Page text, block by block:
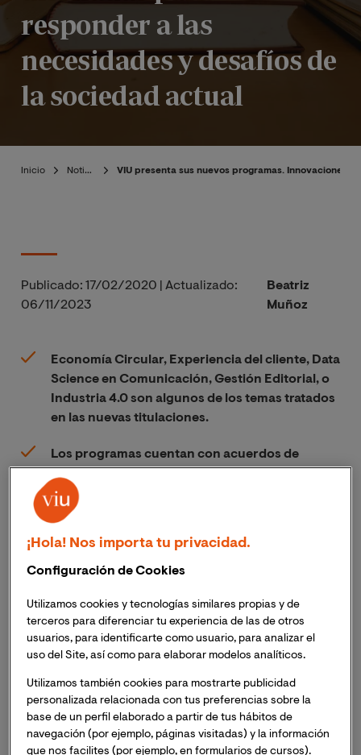
responder a las
necesidades y desafíos de
la sociedad actual
Inicio Noticias VIU presenta sus nuevos programas. Innovaciones
Publicado: 17/02/2020
Actualizado:
06/11/2023
Beatriz
Muñoz
Economía Circular, Experiencia del cliente, Data
Science en Comunicación, Gestión Editorial, o
Industria 4.0 son algunos de los temas tratados
en las nuevas titulaciones.
Los programas cuentan con acuerdos de
Atresmedia, Asociación DEC, o Asociación
Española de Museólogos, entre otros; y un
en activo de destacadas instituciones.
obedecen al compromiso de la Universidad
Internacional de Valencia con ofrecer unaformación
de calidad, actualizada, y completamente alineada
con las necesidades y demandas de la sociedad y el
mercado laboral . Es por esto que aunque pertenezcan
a áreas distintas, existe un hilo conductor entre las
nuevas titulaciones: la innovación en función de la
aplicabilidad, con la finalidad de asegurar que las
¡Hola! Nos importa tu privacidad.
Configuración de Cookies
Utilizamos cookies y tecnologías similares propias y de
terceros para diferenciar tu experiencia de las de otros
usuarios, para identificarte como usuario, para analizar el
uso del Site, así como para elaborar modelos analíticos.
Utilizamos también cookies para mostrarte publicidad
personalizada relacionada con tus preferencias sobre la
base de un perfil elaborado a partir de tus hábitos de
navegación (por ejemplo, páginas visitadas) y la información
que nos facilites (por ejemplo, en formularios de cursos).